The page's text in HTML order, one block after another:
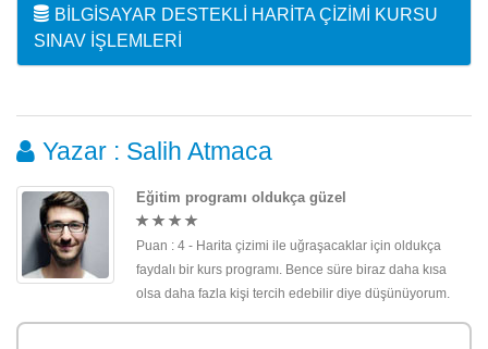
BILGISAYAR DESTEKLI HARITA ÇIZIMI KURSU
SINAV İŞLEMLERI
Yazar : Salih Atmaca
Eğitim programı oldukça güzel
Puan : 4 - Harita çizimi ile uğraşacaklar için oldukça
faydalı bir kurs programı. Bence süre biraz daha kısa
olsa daha fazla kişi tercih edebilir diye düşünüyorum.